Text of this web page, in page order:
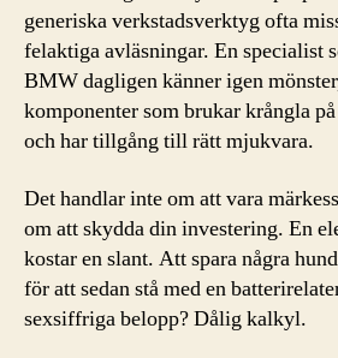
generiska verkstadsverktyg ofta
felaktiga avläsningar. En specialist
BMW dagligen känner igen
komponenter som brukar krångla
och har tillgång till rätt mjukvara.
Det handlar inte om att vara
om att skydda din investering. En
kostar en slant. Att spara några
för att sedan stå med en
sexsiffriga belopp? Dålig kalkyl.